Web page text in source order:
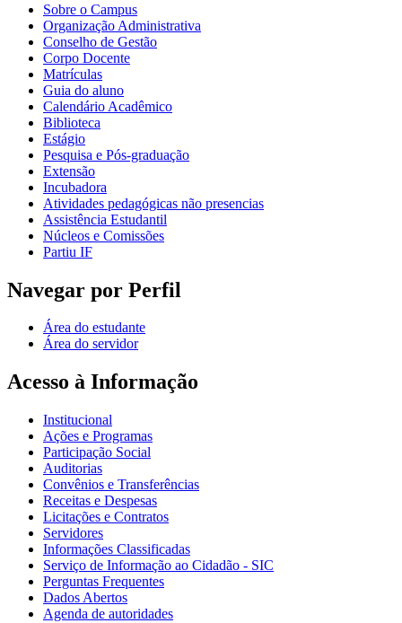
Sobre o Campus
Organização Administrativa
Conselho de Gestão
Corpo Docente
Matrículas
Guia do aluno
Calendário Acadêmico
Biblioteca
Estágio
Pesquisa e Pós-graduação
Extensão
Incubadora
Atividades pedagógicas não presencias
Assistência Estudantil
Núcleos e Comissões
Partiu IF
Navegar por Perfil
Área do estudante
Área do servidor
Acesso à Informação
Institucional
Ações e Programas
Participação Social
Auditorias
Convênios e Transferências
Receitas e Despesas
Licitações e Contratos
Servidores
Informações Classificadas
Serviço de Informação ao Cidadão - SIC
Perguntas Frequentes
Dados Abertos
Agenda de autoridades